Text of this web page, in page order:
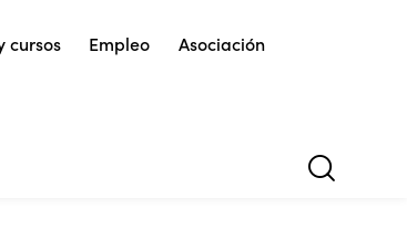
cursos Empleo Asociación